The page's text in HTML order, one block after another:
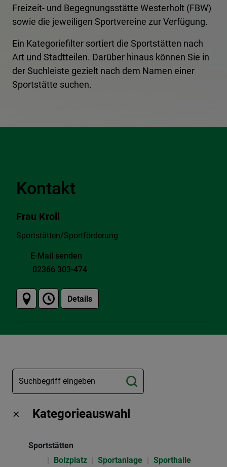
Freizeit- und Begegnungsstätte Westerholt (FBW)
sowie die jeweiligen Sportvereine zur Verfügung.
Ein Kategoriefilter sortiert die Sportstätten nach
Art und Stadtteilen. Darüber hinaus können Sie in
der Suchleiste gezielt nach dem Namen einer
Sportstätte suchen.
Kontakt
Frau Kroll
Sportstätten/Sportförderung
E-Mail senden
02366 303-474
Details
Kategorieauswahl
Sportstätten
Bolzplatz
Sportanlage
Sporthalle